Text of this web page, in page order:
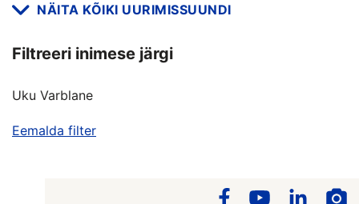
NÄITA KÕIKI UURIMISSUUNDI
Filtreeri inimese järgi
Uku Varblane
Eemalda filter